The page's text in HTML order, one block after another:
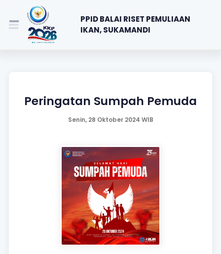
PPID BALAI RISET PEMULIAAN
IKAN, SUKAMANDI
Peringatan Sumpah Pemuda
Senin, 28 Oktober 2024 WIB